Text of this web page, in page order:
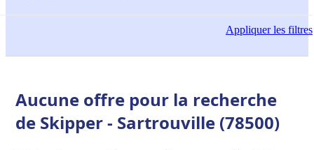
Appliquerles filtres
Aucune offre pour la recherche
de Skipper - Sartrouville (78500)